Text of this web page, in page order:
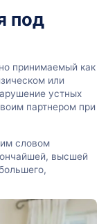
под
принимаемый как
или
устных
партнером при
словом
высшей